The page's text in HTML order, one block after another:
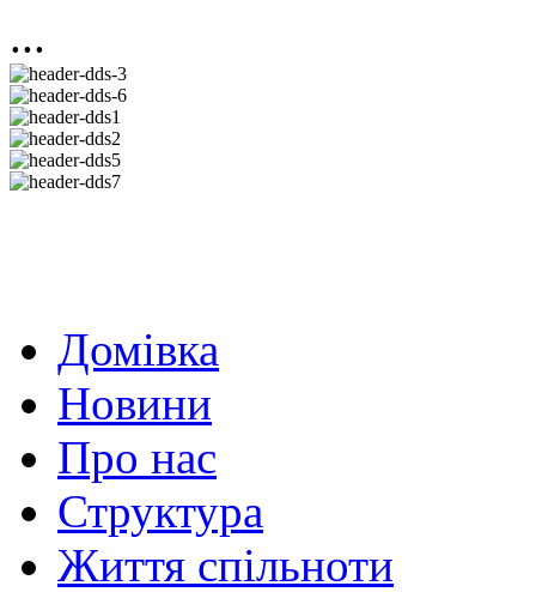
...
Домівка
Новини
Про нас
Структура
Життя спільноти